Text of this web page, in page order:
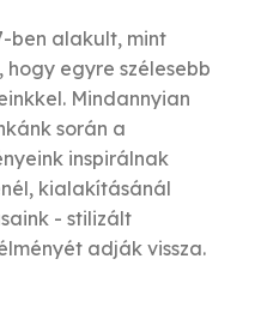
ben alakult, mint
egyre szélesebb
Mindannyian
során a
inspirálnak
kialakításánál
- stilizált
adják vissza.